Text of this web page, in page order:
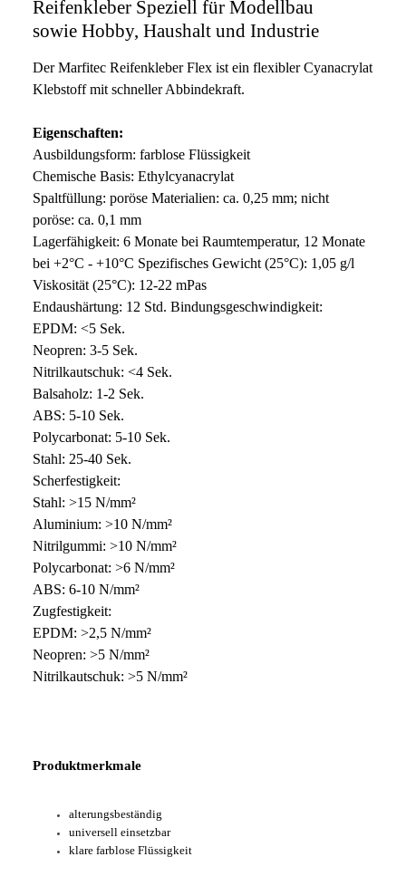
Reifenkleber Speziell für Modellbau
sowie Hobby, Haushalt und Industrie
Der Marfitec Reifenkleber Flex ist ein flexibler Cyanacrylat
Klebstoff mit schneller Abbindekraft.
Eigenschaften:
Ausbildungsform: farblose Flüssigkeit
Chemische Basis: Ethylcyanacrylat
Spaltfüllung: poröse Materialien: ca. 0,25 mm; nicht
poröse: ca. 0,1 mm
Lagerfähigkeit: 6 Monate bei Raumtemperatur, 12 Monate
bei +2°C - +10°C Spezifisches Gewicht (25°C): 1,05 g/l
Viskosität (25°C): 12-22 mPas
Endaushärtung: 12 Std. Bindungsgeschwindigkeit:
EPDM: <5 Sek.
Neopren: 3-5 Sek.
Nitrilkautschuk: <4 Sek.
Balsaholz: 1-2 Sek.
ABS: 5-10 Sek.
Polycarbonat: 5-10 Sek.
Stahl: 25-40 Sek.
Scherfestigkeit:
Stahl: >15 N/mm²
Aluminium: >10 N/mm²
Nitrilgummi: >10 N/mm²
Polycarbonat: >6 N/mm²
ABS: 6-10 N/mm²
Zugfestigkeit:
EPDM: >2,5 N/mm²
Neopren: >5 N/mm²
Nitrilkautschuk: >5 N/mm²
Produktmerkmale
alterungsbeständig
universell einsetzbar
klare farblose Flüssigkeit